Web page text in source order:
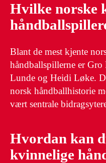
Hvilke norske
Blant de mest kjente
håndballspillerne er
Lunde og Heidi Løke.
norsk håndballhistorie
vært sentrale
Hvordan kan
kvinnelige